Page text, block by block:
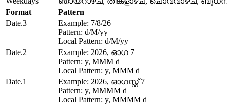
Format
Pattern
Date.3
Example: 7/8/26
Pattern: d/M/yy
Local Pattern: d/M/yy
Date.2
Example: 2026, ഓഗ 7
Pattern: y, MMM d
Local Pattern: y, MMM d
Date.1
Example: 2026, ഓഗസ്റ്റ് 7
Pattern: y, MMMM d
Local Pattern: y, MMMM d